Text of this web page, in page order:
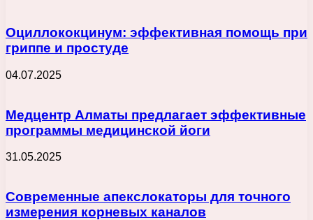
Оциллококцинум: эффективная помощь при
гриппе и простуде
04.07.2025
Медцентр Алматы предлагает эффективные
программы медицинской йоги
31.05.2025
Современные апекслокаторы для точного
измерения корневых каналов